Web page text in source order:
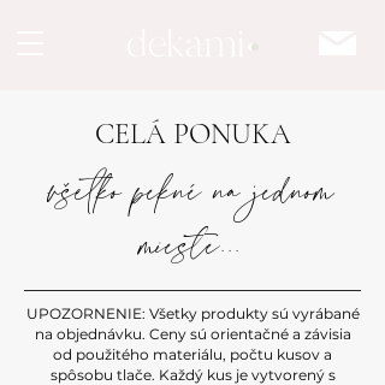
CELÁ PONUKA
všetko pekné na jednom
mieste...
UPOZORNENIE: Všetky produkty sú vyrábané
na objednávku. Ceny sú orientačné a závisia
od použitého materiálu, počtu kusov a
spôsobu tlače. Každý kus je vytvorený s